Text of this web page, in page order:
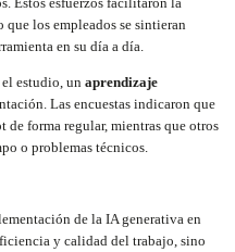
que los empleados se sintieran
en su día a día.
estudio, un aprendizaje
Las encuestas indicaron que
de forma regular, mientras que otros
o problemas técnicos.
de la IA generativa en
y calidad del trabajo, sino